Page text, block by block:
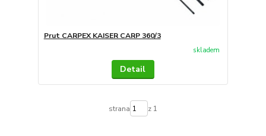
Prut CARPEX KAISER CARP 360/3
skladem
Detail
strana z 1